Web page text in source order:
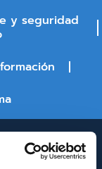
y seguridad